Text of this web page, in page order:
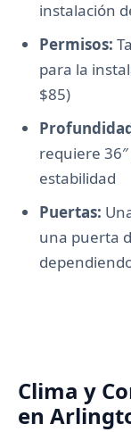
instalación
Permisos:
para la
$85)
requiere
estabilidad
Puertas:
una puerta
Clima y
en